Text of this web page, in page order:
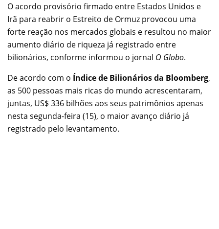
O acordo provisório firmado entre Estados Unidos e
Irã para reabrir o Estreito de Ormuz provocou uma
forte reação nos mercados globais e resultou no maior
aumento diário de riqueza já registrado entre
bilionários, conforme informou o jornal O Globo.
De acordo com o Índice de Bilionários da Bloomberg,
as 500 pessoas mais ricas do mundo acrescentaram,
juntas, US$ 336 bilhões aos seus patrimônios apenas
nesta segunda-feira (15), o maior avanço diário já
registrado pelo levantamento.